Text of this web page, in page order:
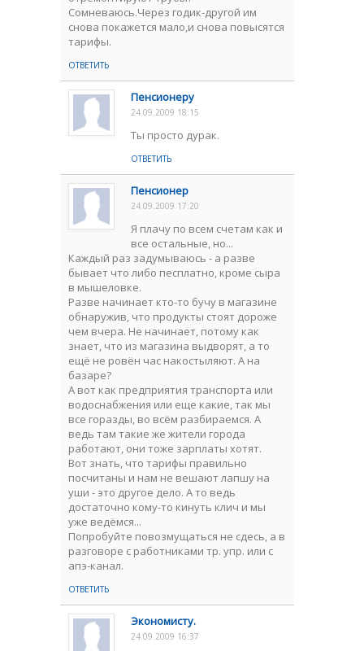
Сомневаюсь.Через годик-другой им
снова покажется мало,и снова повысятся
тарифы.
ОТВЕТИТЬ
Пенсионеру
24.09.2009 18:15
Ты просто дурак.
ОТВЕТИТЬ
Пенсионер
24.09.2009 17:20
Я плачу по всем счетам как и
все остальные, но...
Каждый раз задумываюсь - а разве
бывает что либо песплатно, кроме сыра
в мышеловке.
Разве начинает кто-то бучу в магазине
обнаружив, что продукты стоят дороже
чем вчера. Не начинает, потому как
знает, что из магазина выдворят, а то
ещё не ровён час накостыляют. А на
базаре?
А вот как предприятия транспорта или
водоснабжения или еще какие, так мы
все горазды, во всём разбираемся. А
ведь там такие же жители города
работают, они тоже зарплаты хотят.
Вот знать, что тарифы правильно
посчитаны и нам не вешают лапшу на
уши - это другое дело. А то ведь
достаточно кому-то кинуть клич и мы
уже ведёмся...
Попробуйте повозмущаться не сдесь, а в
разговоре с работниками тр. упр. или с
апэ-канал.
ОТВЕТИТЬ
Экономисту.
24.09.2009 16:37